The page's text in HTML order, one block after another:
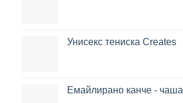
Унисекс тениска Creates
Емайлирано канче - чаша